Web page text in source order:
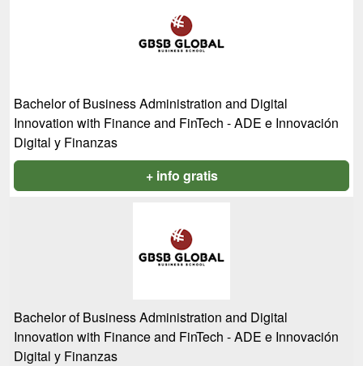
Bachelor of Business Administration and Digital
Innovation with Finance and FinTech - ADE e Innovación
Digital y Finanzas
+ info gratis
Bachelor of Business Administration and Digital
Innovation with Finance and FinTech - ADE e Innovación
Digital y Finanzas